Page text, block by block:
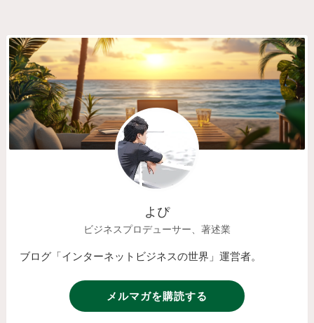
よぴ
ビジネスプロデューサー、著述業
ブログ「インターネットビジネスの世界」運営者。
メルマガを購読する